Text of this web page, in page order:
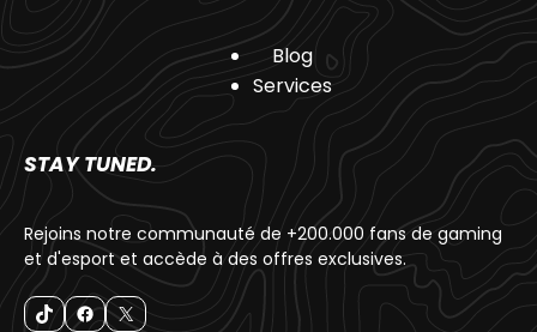
Blog
Services
STAY TUNED.
Rejoins notre communauté de +200.000 fans de gaming
et d'esport et accède à des offres exclusives.